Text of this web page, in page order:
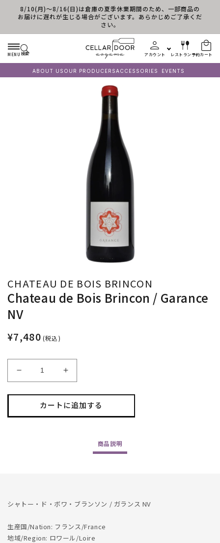
コンテンツに進む
8/10(月)～8/16(日)は倉庫の夏季休業期間のため、一部商品の
お届けに遅れが生じる場合がございます。あらかじめご了承くだ
さい。
MENU 検索 アカウント レストラン予約カート
ABOUT US OUR PRODUCERSACCESSORIES EVENTS
CHATEAU DE BOIS BRINCON
Chateau de Bois Brincon / Garance
NV
¥7,480 (税込)
Chateau
de
Bois
Brincon
/
ら
Chateau
de
Bois
Brincon
/
や
カートに追加する
商品説明
シャトー・ド・ボワ・ブランソン / ガランス NV
生産国/Nation: フランス/France
地域/Region: ロワール/Loire